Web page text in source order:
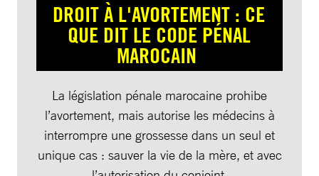
DROIT À L'AVORTEMENT : CE
QUE DIT LE CODE PÉNAL
MAROCAIN
La législation pénale marocaine prohibe
l’avortement, mais autorise les médecins à
interrompre une grossesse dans un seul et
unique cas : sauver la vie de la mère, et avec